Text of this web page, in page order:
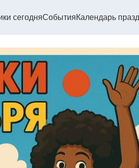
сегодняСобытияКалендарь